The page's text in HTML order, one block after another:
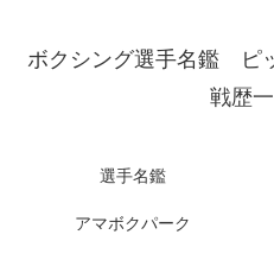
ボクシング選手名鑑 ピ
戦歴
選手名鑑
アマボクパーク